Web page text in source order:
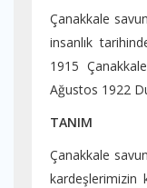
Çanakkale
insanlık
1915
Ağustos 1922
TANIM
Çanakkale
kardeşlerimizin